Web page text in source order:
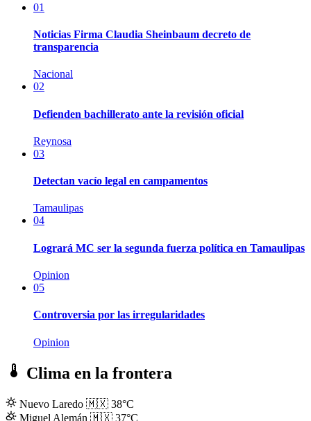
01
Noticias Firma Claudia Sheinbaum decreto de
transparencia
Nacional
02
Defienden bachillerato ante la revisión oficial
Reynosa
03
Detectan vacío legal en campamentos
Tamaulipas
04
Logrará MC ser la segunda fuerza política en Tamaulipas
Opinion
05
Controversia por las irregularidades
Opinion
Clima en la frontera
Nuevo Laredo 🇲🇽 38°C
Miguel Alemán 🇲🇽 37°C